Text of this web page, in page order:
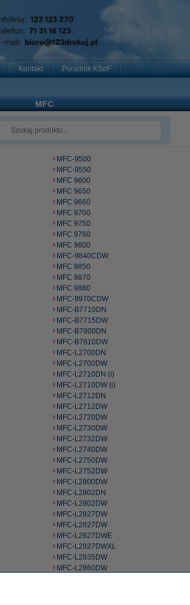
Kontakt Poradnik KSeF
MFC
MFC-9500
MFC-9550
MFC 9600
MFC 9650
MFC 9660
MFC 9700
MFC 9750
MFC 9760
MFC 9800
MFC-9840CDW
MFC 9850
MFC 9870
MFC 9880
MFC-9970CDW
MFC-B7710DN
MFC-B7715DW
MFC-B7800DN
MFC-B7810DW
MFC-L2700DN
MFC-L2700DW
MFC-L2710DN (i)
MFC-L2710DW (i)
MFC-L2712DN
MFC-L2712DW
MFC-L2720DW
MFC-L2730DW
MFC-L2732DW
MFC-L2740DW
MFC-L2750DW
MFC-L2752DW
MFC-L2800DW
MFC-L2802DN
MFC-L2802DW
MFC-L2827DW
MFC-L2827DW
MFC-L2827DWE
MFC-L2827DWXL
MFC-L2835DW
MFC-L2860DW